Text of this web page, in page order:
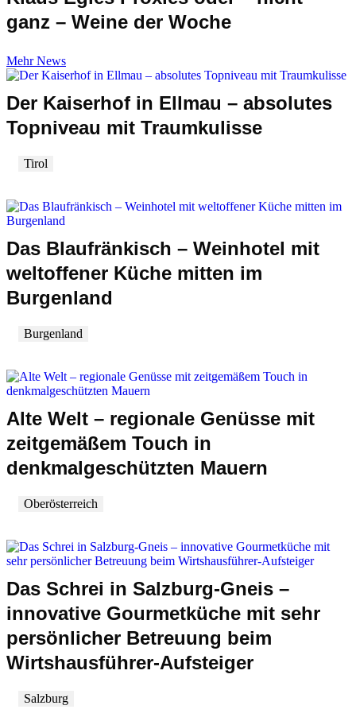
ganz – Weine der Woche
Mehr News
Der Kaiserhof in Ellmau – absolutes
Topniveau mit Traumkulisse
Tirol
Das Blaufränkisch – Weinhotel mit
weltoffener Küche mitten im
Burgenland
Burgenland
Alte Welt – regionale Genüsse mit
zeitgemäßem Touch in
denkmalgeschützten Mauern
Oberösterreich
Das Schrei in Salzburg-Gneis –
innovative Gourmetküche mit sehr
persönlicher Betreuung beim
Wirtshausführer-Aufsteiger
Salzburg